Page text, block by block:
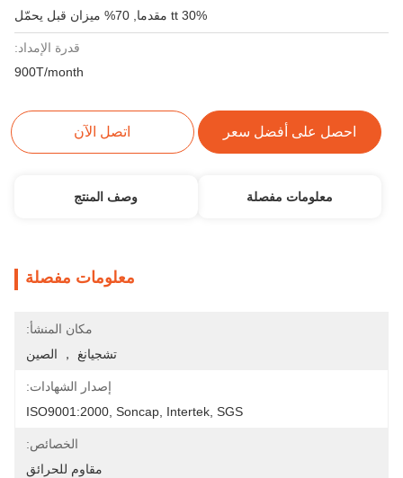
30% tt مقدما, 70% ميزان قبل يحمّل
قدرة الإمداد:
900T/month
احصل على أفضل سعر اتصل الآن
معلومات مفصلة وصف المنتج
معلومات مفصلة
مكان المنشأ:
تشجيانغ ， الصين
إصدار الشهادات:
ISO9001:2000, Soncap, Intertek, SGS
الخصائص:
مقاوم للحرائق